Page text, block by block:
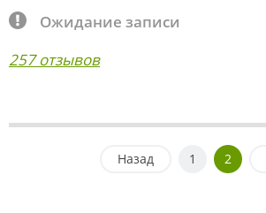
Ожидание записи
257 отзывов
Назад 1 2